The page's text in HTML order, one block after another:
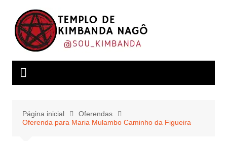
conteúdo
Página inicial
Oferendas
Oferenda para Maria Mulambo Caminho da Figueira